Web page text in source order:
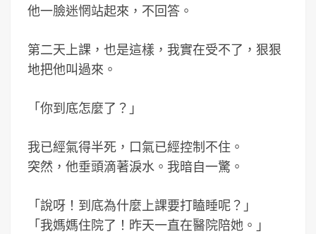
他一臉迷惘站起來，不回答。
第二天上課，也是這樣，我實在受不了，狠狠
地把他叫過來。
「你到底怎麼了？」
我已經氣得半死，口氣已經控制不住。
突然，他垂頭滴著淚水。我暗自一驚。
「說呀！到底為什麼上課要打瞌睡呢？」
「我媽媽住院了！昨天一直在醫院陪她。」